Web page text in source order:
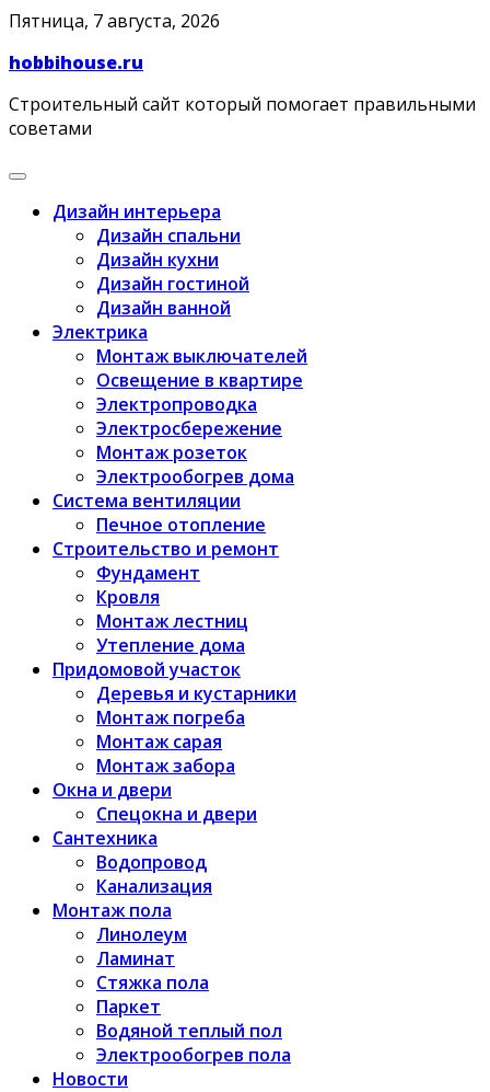
Skip
content
Пятница, 7 августа, 2026
hobbihouse.ru
Строительный сайт который помогает правильными
советами
Дизайн интерьера
Дизайн спальни
Дизайн кухни
Дизайн гостиной
Дизайн ванной
Электрика
Монтаж выключателей
Освещение в квартире
Электропроводка
Электросбережение
Монтаж розеток
Электрообогрев дома
Система вентиляции
Печное отопление
Строительство и ремонт
Фундамент
Кровля
Монтаж лестниц
Утепление дома
Придомовой участок
Деревья и кустарники
Монтаж погреба
Монтаж сарая
Монтаж забора
Окна и двери
Спецокна и двери
Сантехника
Водопровод
Канализация
Монтаж пола
Линолеум
Ламинат
Стяжка пола
Паркет
Водяной теплый пол
Электрообогрев пола
Новости